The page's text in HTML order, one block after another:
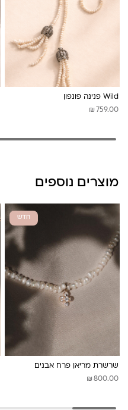
Wild פנינה פונפון
₪ 759.00
מוצרים נוספים
חדש
שרשרת מריאן פרח אבנים
₪ 800.00